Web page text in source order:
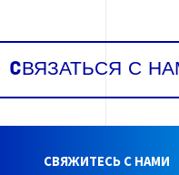
CВЯЗАТЬСЯ С
СВЯЖИТЕСЬ С НАМИ